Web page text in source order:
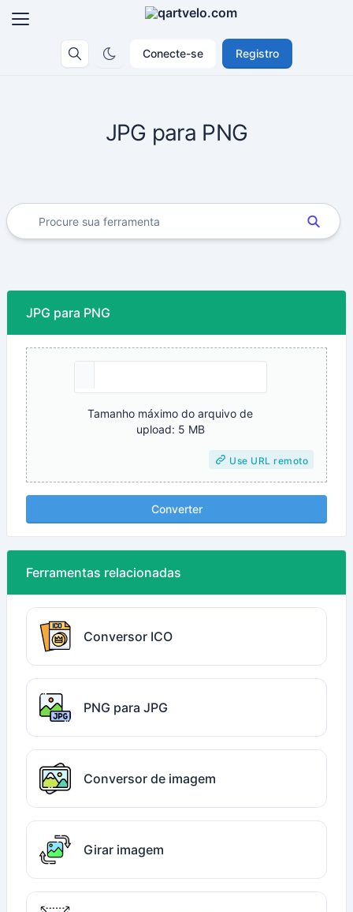
Conecte-se Registro
JPG para PNG
JPG para PNG
Tamanho máximo do arquivo de
upload: 5 MB
Use URL remoto
Converter
Ferramentas relacionadas
Conversor ICO
PNG para JPG
Conversor de imagem
Girar imagem